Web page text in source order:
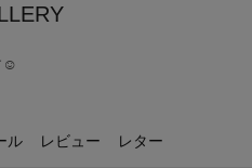
☺︎
ル レビュー レター